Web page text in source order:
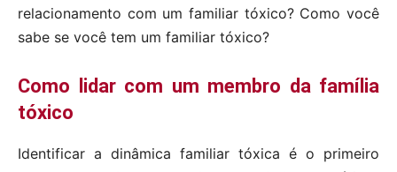
relacionamento com um familiar tóxico? Como você
sabe se você tem um familiar tóxico?
Como lidar com um membro da família
tóxico
Identificar a dinâmica familiar tóxica é o primeiro